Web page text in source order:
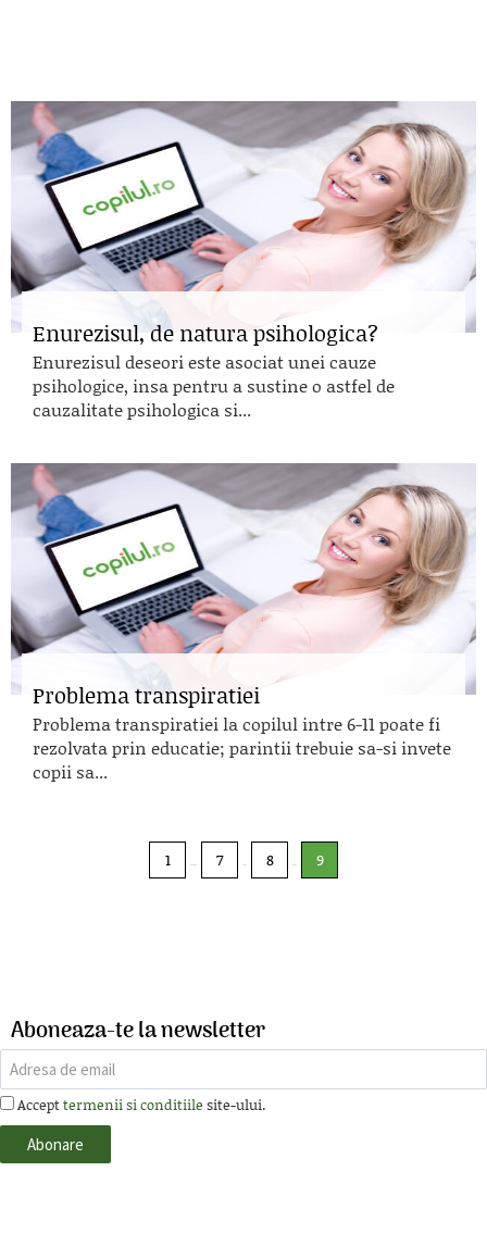
Enurezisul, de natura psihologica?
Enurezisul deseori este asociat unei cauze
psihologice, insa pentru a sustine o astfel de
cauzalitate psihologica si...
Problema transpiratiei
Problema transpiratiei la copilul intre 6-11 poate fi
rezolvata prin educatie; parintii trebuie sa-si invete
copii sa...
1 7 8 9
Aboneaza-te la newsletter
Accepttermenii si conditiile site-ului.